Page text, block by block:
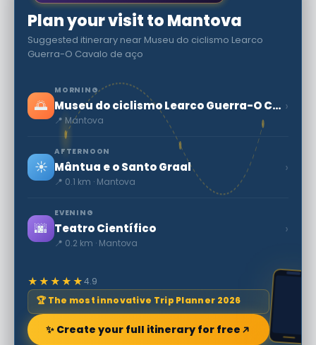
Plan your visit to Mantova
Suggested itinerary near Museu do ciclismo Learco
Guerra-O Cavalo de aço
🌅
MORNING
Museu do ciclismo Learco Guerra-O Cavalo de aço
📍 Mantova
›
☀️
AFTERNOON
Mântua e o Santo Graal
📍 0.1 km · Mantova
›
🌆
EVENING
Teatro Científico
📍 0.2 km · Mantova
›
★★★★★4.9
🏆 The most innovative Trip Planner 2026
✨ Create your full itinerary for free